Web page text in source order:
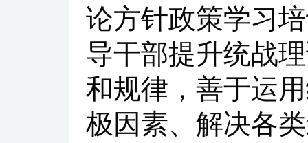
论方针政策学习
导干部提升统战
和规律，善于运
极因素、解决各